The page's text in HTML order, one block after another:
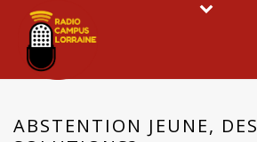
ABSTENTION JEUNE, DES